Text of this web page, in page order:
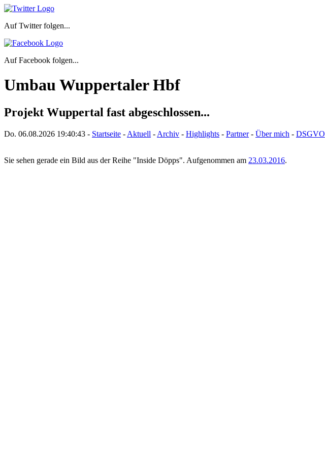
Auf Twitter folgen...
Auf Facebook folgen...
Umbau Wuppertaler Hbf
Projekt Wuppertal fast abgeschlossen...
Do. 06.08.2026 19:40:43 - Startseite - Aktuell - Archiv - Highlights - Partner- Über mich - DSGVO
Sie sehen gerade ein Bild aus der Reihe "Inside Döpps". Aufgenommen am 23.03.2016.